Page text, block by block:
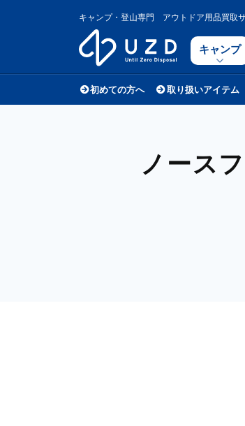
キャンプ・登山専門 アウトドア用品買取
キャンプ
初めての方へ 取り扱いアイテム
ノース